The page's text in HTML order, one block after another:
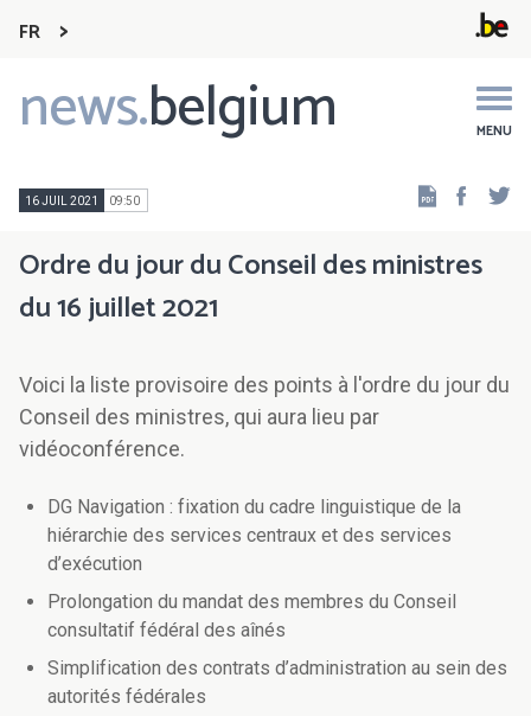
FR
news.belgium MENU
Main
navigation
16 JUIL 2021 09:50
Ordre du jour du Conseil des ministres
du 16 juillet 2021
Voici la liste provisoire des points à l'ordre du jour du
Conseil des ministres, qui aura lieu par
vidéoconférence.
DG Navigation : fixation du cadre linguistique de la
hiérarchie des services centraux et des services
d’exécution
Prolongation du mandat des membres du Conseil
consultatif fédéral des aînés
Simplification des contrats d’administration au sein des
autorités fédérales